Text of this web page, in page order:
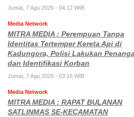
Jumat, 7 Agu 2026 - 04:12 WIB
Media Network
MITRA MEDIA : Perempuan Tanpa
Identitas Tertemper Kereta Api di
Kadungora, Polisi Lakukan
dan Identifikasi Korban
Jumat, 7 Agu 2026 - 03:16 WIB
Media Network
MITRA MEDIA : RAPAT BULANAN
SATLINMAS SE-KECAMATAN